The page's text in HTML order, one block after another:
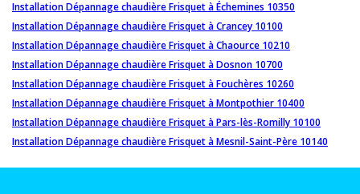
Installation Dépannage chaudière Frisquet à Échemines 10350
Installation Dépannage chaudière Frisquet à Crancey 10100
Installation Dépannage chaudière Frisquet à Chaource 10210
Installation Dépannage chaudière Frisquet à Dosnon 10700
Installation Dépannage chaudière Frisquet à Fouchères 10260
Installation Dépannage chaudière Frisquet à Montpothier 10400
Installation Dépannage chaudière Frisquet à Pars-lès-Romilly 10100
Installation Dépannage chaudière Frisquet à Mesnil-Saint-Père 10140